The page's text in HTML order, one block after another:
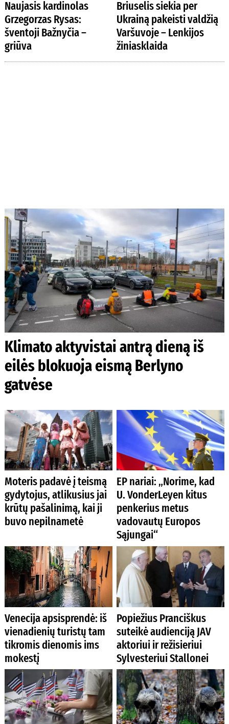
Naujasis kardinolas
Grzegorzas Rysas:
šventoji Bažnyčia –
griūva
Briuselis siekia per
Ukrainą pakeisti valdžią
Varšuvoje – Lenkijos
žiniasklaida
Klimato aktyvistai antrą dieną iš
eilės blokuoja eismą Berlyno
gatvėse
Moteris padavė į teismą
gydytojus, atlikusius jai
krūtų pašalinimą, kai ji
buvo nepilnametė
EP nariai: „Norime, kad
U. VonderLeyen kitus
penkerius metus
vadovautų Europos
Sąjungai“
Venecija apsisprendė: iš
vienadienių turistų tam
tikromis dienomis ims
mokestį
Popiežius Pranciškus
suteikė audienciją JAV
aktoriui ir režisieriui
Sylvesteriui Stallonei